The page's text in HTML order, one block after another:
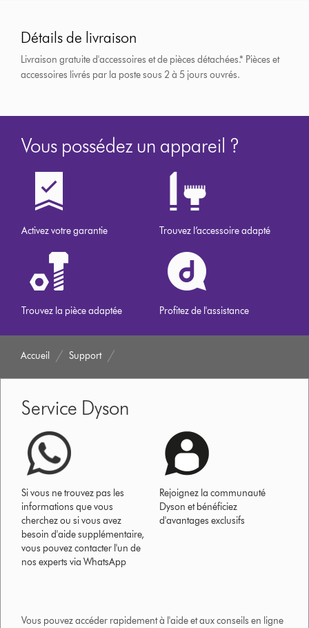
Détails de livraison
Livraison gratuite d'accessoires et de pièces détachées.* Pièces et
accessoires livrés par la poste sous 2 à 5 jours ouvrés.
Vous possédez un appareil ?
Activez votre garantie Trouvez l’accessoire adapté
Trouvez la pièce adaptée Profitez de l'assistance
Accueil Support
Service Dyson
Si vous ne trouvez pas les
informations que vous
cherchez ou si vous avez
besoin d'aide supplémentaire,
vous pouvez contacter l'un de
nos experts via WhatsApp
Rejoignez la communauté
Dyson et bénéficiez
d'avantages exclusifs
Vous pouvez accéder rapidement à l'aide et aux conseils en ligne